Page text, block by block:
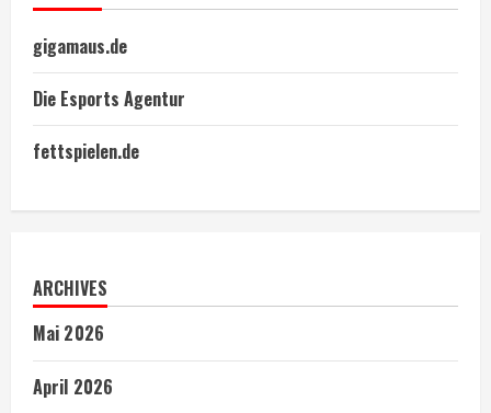
gigamaus.de
Die Esports Agentur
fettspielen.de
ARCHIVES
Mai 2026
April 2026